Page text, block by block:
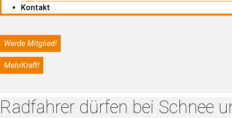
Kontakt
Werde Mitglied!
MehrKraft!
Radfahrer dürfen bei Schnee